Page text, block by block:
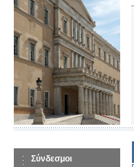
Σύνδεσμοι